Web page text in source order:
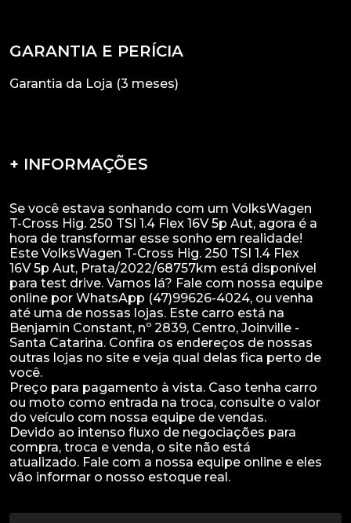
GARANTIA E PERÍCIA
Garantia da Loja (3 meses)
+ INFORMAÇÕES
Se você estava sonhando com um VolksWagen
T-Cross Hig. 250 TSI 1.4 Flex 16V 5p Aut, agora é a
hora de transformar esse sonho em realidade!
Este VolksWagen T-Cross Hig. 250 TSI 1.4 Flex
16V 5p Aut, Prata/2022/68757km está disponível
para test drive. Vamos lá? Fale com nossa equipe
online por WhatsApp (47)99626-4024, ou venha
até uma de nossas lojas. Este carro está na
Benjamin Constant, nº 2839, Centro, Joinville -
Santa Catarina. Confira os endereços de nossas
outras lojas no site e veja qual delas fica perto de
você.
Preço para pagamento à vista. Caso tenha carro
ou moto como entrada na troca, consulte o valor
do veículo com nossa equipe de vendas.
Devido ao intenso fluxo de negociações para
compra, troca e venda, o site não está
atualizado. Fale com a nossa equipe online e eles